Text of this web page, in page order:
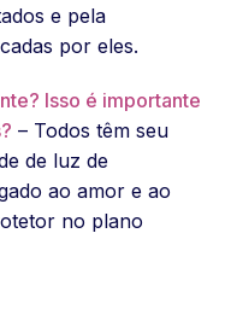
e pela
por eles.
Isso é importante
– Todos têm seu
de luz de
ao amor e ao
no plano